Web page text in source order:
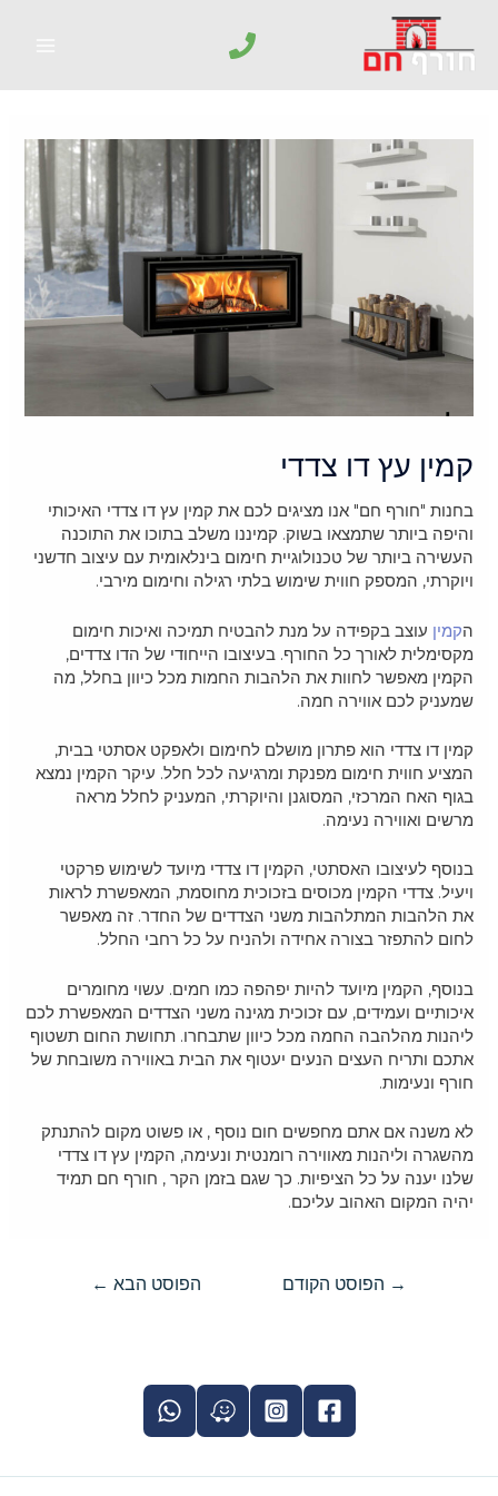
קמין עץ דו צדדי
בחנות "חורף חם" אנו מציגים לכם את קמין עץ דו צדדי האיכותי
והיפה ביותר שתמצאו בשוק. קמיננו משלב בתוכו את התוכנה
העשירה ביותר של טכנולוגיית חימום בינלאומית עם עיצוב חדשני
ויוקרתי, המספק חווית שימוש בלתי רגילה וחימום מירבי.
הקמין עוצב בקפידה על מנת להבטיח תמיכה ואיכות חימום
מקסימלית לאורך כל החורף. בעיצובו הייחודי של הדו צדדים,
הקמין מאפשר לחוות את הלהבות החמות מכל כיוון בחלל, מה
שמעניק לכם אווירה חמה.
קמין דו צדדי הוא פתרון מושלם לחימום ולאפקט אסתטי בבית,
המציע חווית חימום מפנקת ומרגיעה לכל חלל. עיקר הקמין נמצא
בגוף האח המרכזי, המסוגנן והיוקרתי, המעניק לחלל מראה
מרשים ואווירה נעימה.
בנוסף לעיצובו האסתטי, הקמין דו צדדי מיועד לשימוש פרקטי
ויעיל. צדדי הקמין מכוסים בזכוכית מחוסמת, המאפשרת לראות
את הלהבות המתלהבות משני הצדדים של החדר. זה מאפשר
לחום להתפזר בצורה אחידה ולהניח על כל רחבי החלל.
בנוסף, הקמין מיועד להיות יפהפה כמו חמים. עשוי מחומרים
איכותיים ועמידים, עם זכוכית מגינה משני הצדדים המאפשרת לכם
ליהנות מהלהבה החמה מכל כיוון שתבחרו. תחושת החום תשטוף
אתכם ותריח העצים הנעים יעטוף את הבית באווירה משובחת של
חורף ונעימות.
לא משנה אם אתם מחפשים חום נוסף , או פשוט מקום להתנתק
מהשגרה וליהנות מאווירה רומנטית ונעימה, הקמין עץ דו צדדי
שלנו יענה על כל הציפיות. כך שגם בזמן הקר , חורף חם תמיד
יהיה המקום האהוב עליכם.
→ הפוסט הקודם הפוסט הבא ←